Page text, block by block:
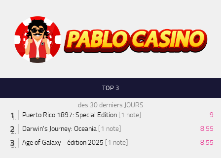
TOP 3
des 30 derniers JOURS
Puerto Rico 1897: Special Edition [1 note]
9
Darwin's Journey: Oceania [1 note]
8.55
Age of Galaxy - édition 2025 [1 note] 8.55